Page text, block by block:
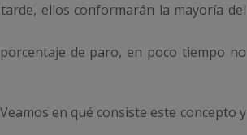
ellos conformarán la mayoría del
de paro, en poco tiempo no
en qué consiste este concepto y